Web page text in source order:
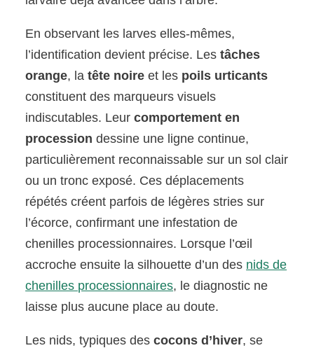
En observant les larves elles-mêmes,
l’identification devient précise. Lestâches
orange, latête noire et les poils urticants
constituent des marqueurs visuels
indiscutables. Leurcomportement en
procession dessine une ligne continue,
particulièrement reconnaissable sur un sol clair
ou un tronc exposé. Ces déplacements
répétés créent parfois de légères stries sur
l’écorce, confirmant une infestation de
chenilles processionnaires. Lorsque l’œil
accroche ensuite la silhouette d’un des nids de
chenilles processionnaires, le diagnostic ne
laisse plus aucune place au doute.
Les nids, typiques descocons d’hiver, se